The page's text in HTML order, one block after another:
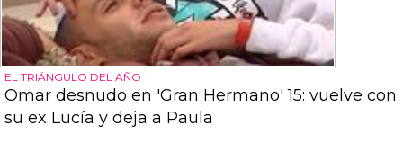
EL TRIÁNGULO DEL AÑO
Omar desnudo en 'Gran Hermano' 15: vuelve con
su ex Lucía y deja a Paula